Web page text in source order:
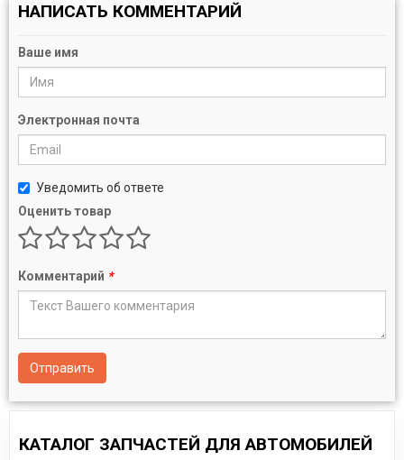
НАПИСАТЬ КОММЕНТАРИЙ
Ваше имя
Электронная почта
Уведомить об ответе
Оценить товар
Комментарий *
Отправить
КАТАЛОГ ЗАПЧАСТЕЙ ДЛЯ АВТОМОБИЛЕЙ